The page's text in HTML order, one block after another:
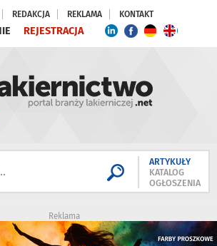
REDAKCJA REKLAMA KONTAKT
REJESTRACJA
ARTYKUŁY
KATALOG
OGŁOSZENIA
Reklama